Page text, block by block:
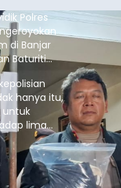
Polres
di Banjar
Baturiti
hanya itu,
untuk
lima